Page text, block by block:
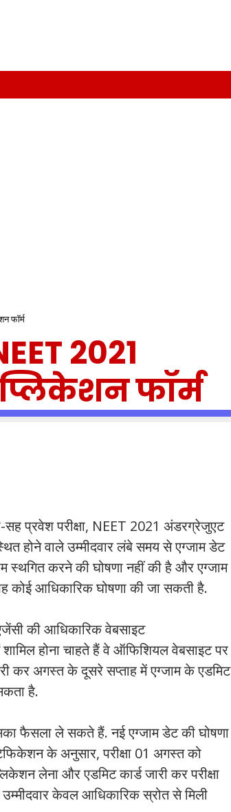
फॉर्म
2021
फॉर्म
प्रवेश परीक्षा, NEET 2021 अंडरग्रेजुएट
होने वाले उम्मीदवार लंबे समय से एग्‍जाम डेट
करने की घोषणा नहीं की है और एग्‍जाम
कोई आधिकारिक घोषणा की जा सकती है.
की आधिकारिक वेबसाइट
होना चा‍हते हैं वे ऑफिशियल वेबसाइट पर
कर अगस्‍त के दूसरे सप्‍ताह में एग्‍जाम के एडमिट
है.
फैसला ले सकते हैं. नई एग्‍जाम डेट की घोषणा
के अनुसार, परीक्षा 01 अगस्‍त को
लेना और एडमिट कार्ड जारी कर परीक्षा
केवल आधिकारिक स्रोत से मिली